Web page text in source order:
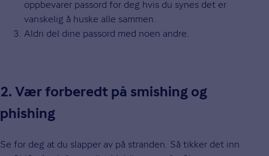
oppbevarer passord for deg hvis du synes det er
vanskelig å huske alle sammen.
Aldri del dine passord med noen andre.
2. Vær forberedt på smishing og
phishing
Se for deg at du slapper av på stranden. Så tikker det inn